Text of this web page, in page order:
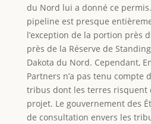
du Nord lui a donné ce
pipeline est presque
l’exception de la portion près
près de la Réserve de
Dakota du Nord. Cependant,
Partners n’a pas tenu compte
tribus dont les terres risquent
projet. Le gouvernement des
de consultation envers les